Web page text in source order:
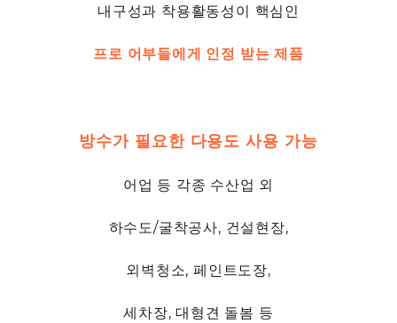
내구성과 착용활동성이 핵심인
프로 어부들에게 인정 받는 제품
방수가 필요한 다용도 사용 가능
어업 등 각종 수산업 외
하수도/굴착공사, 건설현장,
외벽청소, 페인트도장,
세차장, 대형견 돌봄 등